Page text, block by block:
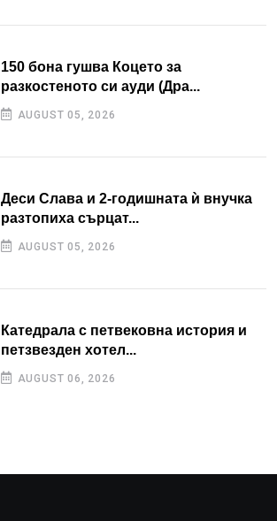
150 бона гушва Коцето за
разкостеното си ауди (Дра...
AUGUST 05, 2026
Деси Слава и 2-годишната ѝ внучка
разтопиха сърцат...
AUGUST 05, 2026
Катедрала с петвековна история и
петзвезден хотел...
AUGUST 06, 2026